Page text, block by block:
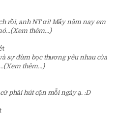
rồi, anh NT ơi! Mấy năm nay em
(Xem thêm...)
sự đùm bọc thương yêu nhau của
(Xem thêm...)
phải hút cặn mỗi ngày ạ. :D